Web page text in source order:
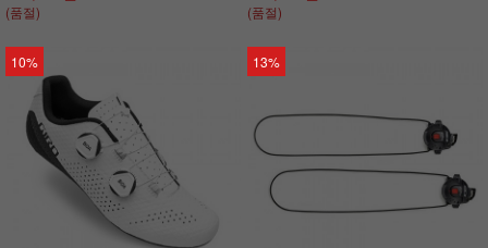
(품절) (품절)
10% 13%